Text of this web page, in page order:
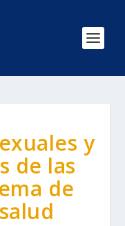
y
de las
de